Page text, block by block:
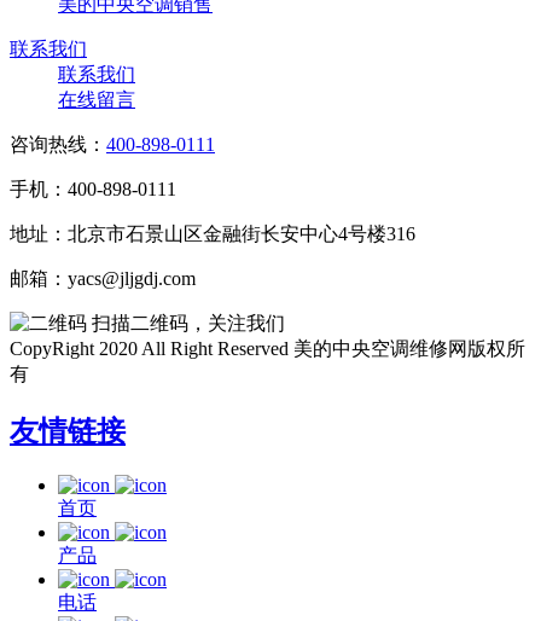
联系我们
联系我们
在线留言
咨询热线： 400-898-0111
手机：400-898-0111
地址：北京市石景山区金融街长安中心4号楼316
邮箱：yacs@jljgdj.com
扫描二维码，关注我们
CopyRight 2020 All Right Reserved 美的中央空调维修网版权所
有
友情链接
首页
产品
电话